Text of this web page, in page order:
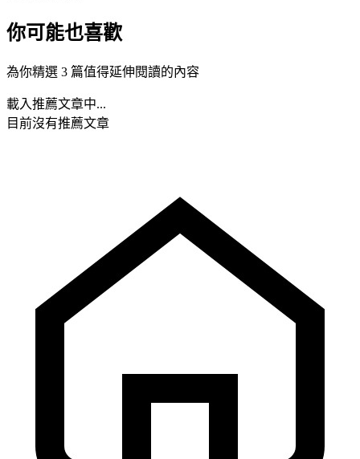
你可能也喜歡
為你精選 3 篇值得延伸閱讀的內容
載入推薦文章中...
目前沒有推薦文章